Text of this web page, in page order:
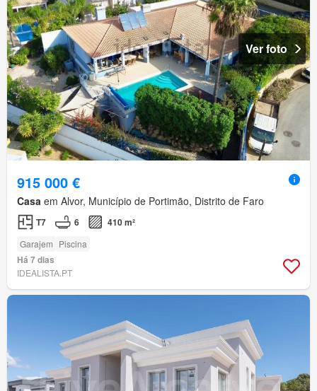
Ver foto
915 000 €
Casa em Alvor, Município de Portimão, Distrito de Faro
T7 6 410 m²
Garajem Piscina
Há 7 dias
IDEALISTA.PT